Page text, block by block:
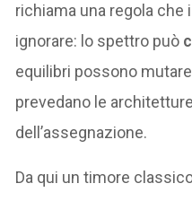
richiama una regola
ignorare: lo spettro può
equilibri possono
prevedano le
dell’assegnazione.
Da qui un timore